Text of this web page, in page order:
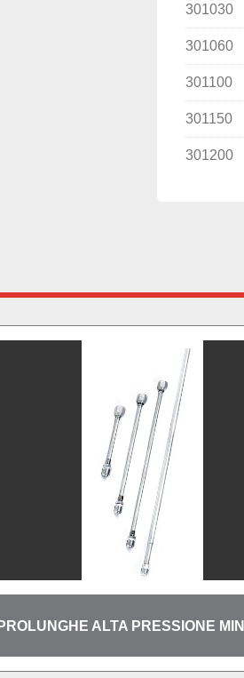
301030
301060
301100
301150
301200
MINI-MAXI